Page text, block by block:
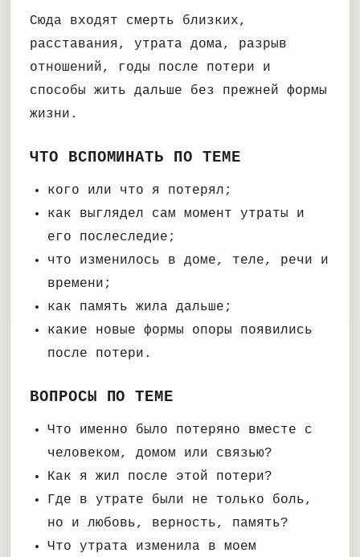
Сюда входят смерть близких,
расставания, утрата дома, разрыв
отношений, годы после потери и
способы жить дальше без прежней формы
жизни.
ЧТО ВСПОМИНАТЬ ПО ТЕМЕ
кого или что я потерял;
как выглядел сам момент утраты и
его послеследие;
что изменилось в доме, теле, речи и
времени;
как память жила дальше;
какие новые формы опоры появились
после потери.
ВОПРОСЫ ПО ТЕМЕ
Что именно было потеряно вместе с
человеком, домом или связью?
Как я жил после этой потери?
Где в утрате были не только боль,
но и любовь, верность, память?
Что утрата изменила в моем